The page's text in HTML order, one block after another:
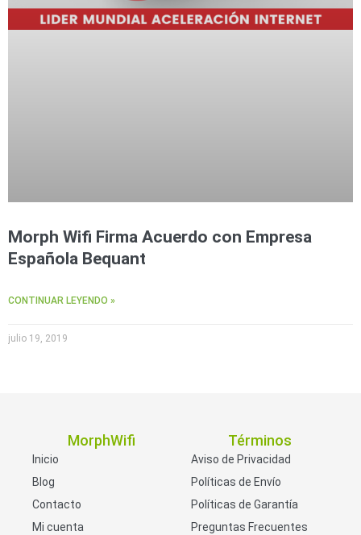
Morph Wifi Firma Acuerdo con Empresa
Española Bequant
CONTINUAR LEYENDO »
julio 19, 2019
MorphWifi
Inicio
Blog
Contacto
Mi cuenta
Términos
Aviso de Privacidad
Políticas de Envío
Políticas de Garantía
Preguntas Frecuentes